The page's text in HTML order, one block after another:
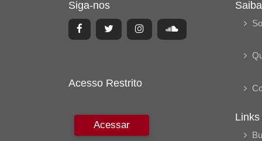
Siga-nos
Acesso Restrito
Acessar